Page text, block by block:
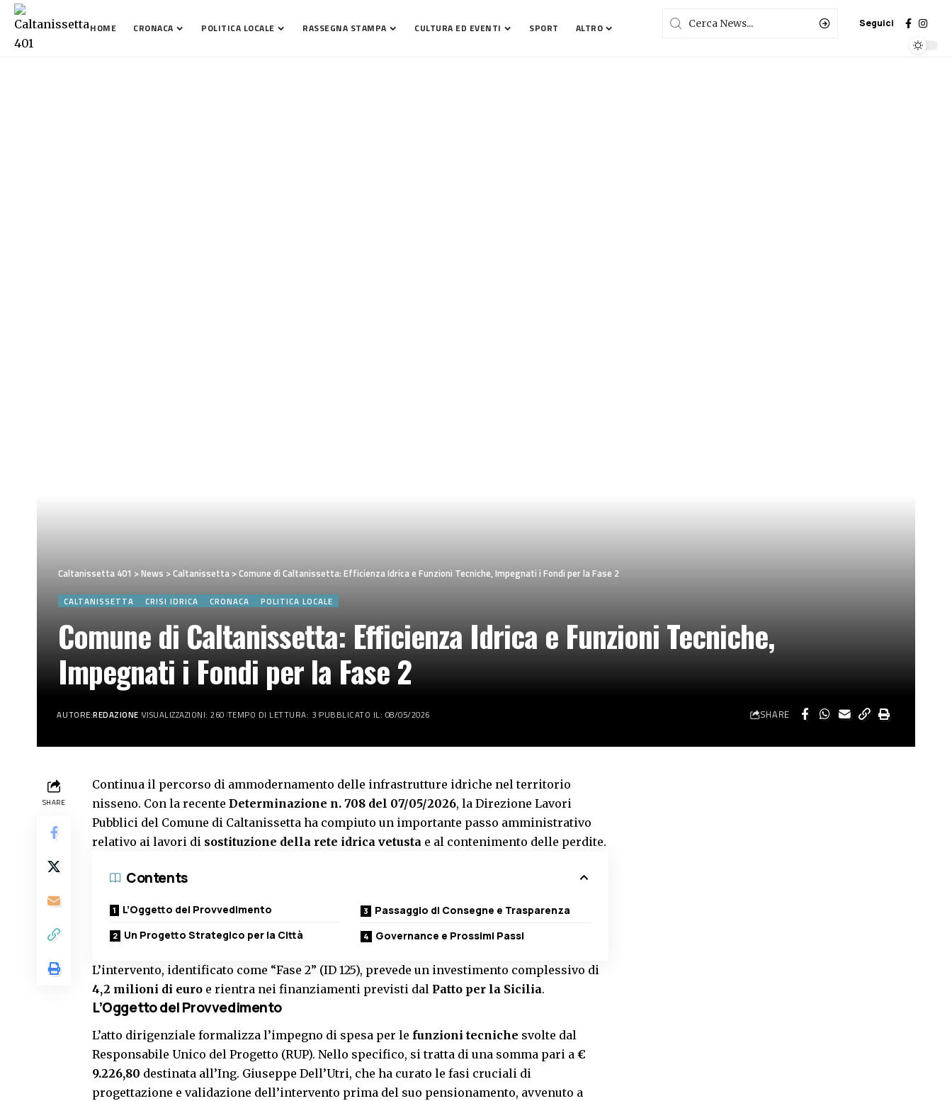
HOME CRONACA POLITICA LOCALE RASSEGNA STAMPA CULTURA ED EVENTI SPORT ALTRO Seguici
Caltanissetta 401 >News >Caltanissetta >Comune di Caltanissetta: Efficienza Idrica e Funzioni Tecniche, Impegnati i Fondi per la Fase 2
CALTANISSETTA CRISI IDRICA CRONACA POLITICA LOCALE
Comune di Caltanissetta: Efficienza Idrica e Funzioni Tecniche,
Impegnati i Fondi per la Fase 2
AUTORE:REDAZIONE VISUALIZZAZIONI: 260 TEMPO DI LETTURA: 3 PUBBLICATO IL: 08/05/2026 SHARE
SHARE
Continua il percorso di ammodernamento delle infrastrutture idriche nel territorio
nisseno. Con la recente Determinazione n. 708 del 07/05/2026, la Direzione Lavori
Pubblici del Comune di Caltanissetta ha compiuto un importante passo amministrativo
relativo ai lavori di sostituzione della rete idrica vetusta e al contenimento delle perdite.
Contents
L’Oggetto del Provvedimento
Un Progetto Strategico per la Città
Passaggio di Consegne e Trasparenza
Governance e Prossimi Passi
L’intervento, identificato come “Fase 2” (ID 125), prevede un investimento complessivo di
4,2 milioni di euro e rientra nei finanziamenti previsti dal Patto per la Sicilia.
L’Oggetto del Provvedimento
L’atto dirigenziale formalizza l’impegno di spesa per le funzioni tecniche svolte dal
Responsabile Unico del Progetto (RUP). Nello specifico, si tratta di una somma pari a €
9.226,80 destinata all’Ing. Giuseppe Dell’Utri, che ha curato le fasi cruciali di
progettazione e validazione dell’intervento prima del suo pensionamento, avvenuto a